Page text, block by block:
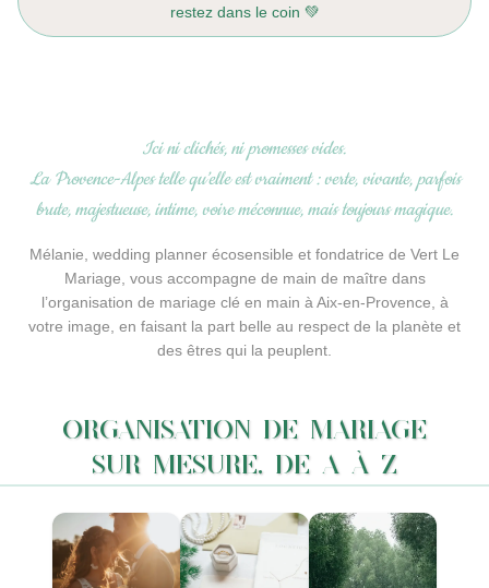
restez dans le coin 💚
Ici ni clichés, ni promesses vides.
La Provence-Alpes telle qu’elle est vraiment : verte, vivante, parfois
brute, majestueuse, intime, voire méconnue, mais toujours magique.
Mélanie, wedding planner écosensible et fondatrice de Vert Le
Mariage, vous accompagne de main de maître dans
l’organisation de mariage clé en main à Aix-en-Provence , à
votre image, en faisant la part belle au respect de la planète et
des êtres qui la peuplent.
ORGANISATION DE MARIAGE
SUR MESURE, DE A À Z